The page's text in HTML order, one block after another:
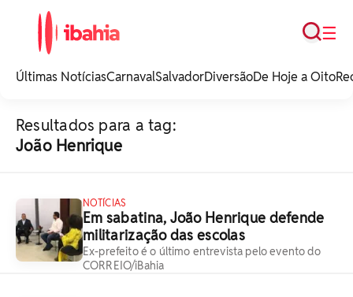
noticias e
☰
Busca
Últimas NotíciasCarnavalSalvadorDiversãoDe Hoje a Oito
Resultados para a tag:
João Henrique
NOTÍCIAS
Em sabatina, João Henrique defende
militarização das escolas
Ex-prefeito é o último entrevista pelo evento do
CORREIO/iBahia